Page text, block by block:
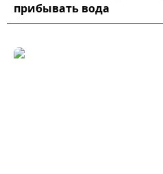
прибывать вода